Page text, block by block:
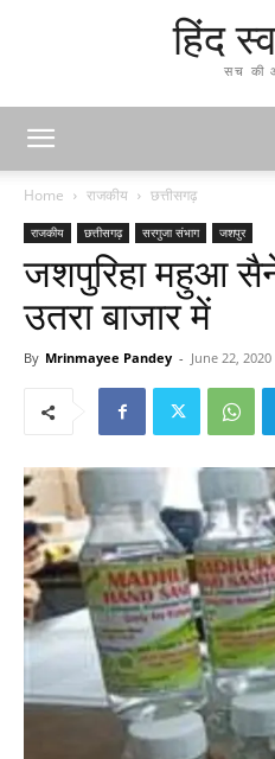
हिंद
सच की
Home राजकीय छत्तीसगढ़
राजकीय छत्तीसगढ़ सरगुजा संभाग जशपुर
जशपुरिहा महुआ
उतरा बाजार में
By Mrinmayee Pandey - June 22, 2020